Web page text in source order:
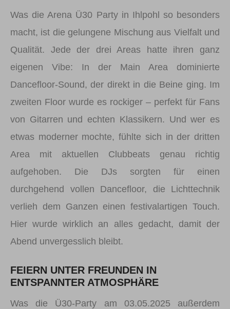
Was die Arena Ü30 Party in Ihlpohl so besonders
macht, ist die gelungene Mischung aus Vielfalt und
Qualität. Jede der drei Areas hatte ihren ganz
eigenen Vibe: In der Main Area dominierte
Dancefloor-Sound, der direkt in die Beine ging. Im
zweiten Floor wurde es rockiger – perfekt für Fans
von Gitarren und echten Klassikern. Und wer es
etwas moderner mochte, fühlte sich in der dritten
Area mit aktuellen Clubbeats genau richtig
aufgehoben. Die DJs sorgten für einen
durchgehend vollen Dancefloor, die Lichttechnik
verlieh dem Ganzen einen festivalartigen Touch.
Hier wurde wirklich an alles gedacht, damit der
Abend unvergesslich bleibt.
FEIERN UNTER FREUNDEN IN
ENTSPANNTER ATMOSPHÄRE
Was die Ü30-Party am 03.05.2025 außerdem